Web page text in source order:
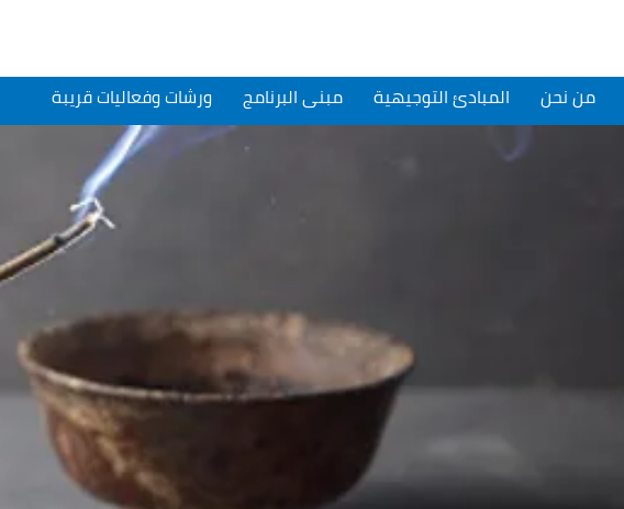
من نحن المبادئ التوجيهية مبنى البرنامج ورشات وفعاليات قريبة